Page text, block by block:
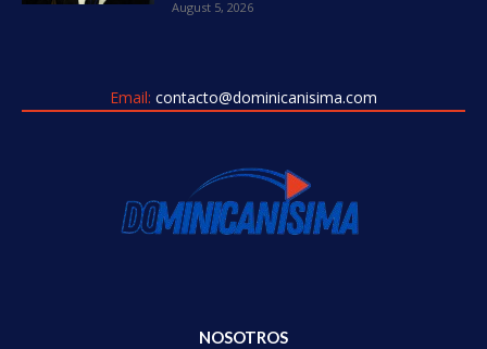
August 5, 2026
Email: contacto@dominicanisima.com
NOSOTROS